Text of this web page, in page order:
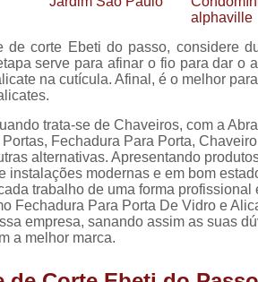
Carimbo
Carimbo de
Carimbo
Carimbo
Carimbo
Carimbo
Chaveiro 24
corte Ebeti do passo, considere
serve para afinar o fio para dar o
na cutícula. Afinal, é o melhor
trata-se de Chaveiros, com a
Fechadura Para Porta,
alternativas. Apresentando
instalações modernas e em bom
trabalho de uma forma profissional
Fechadura Para Porta De Vidro e
empresa, sanando assim as suas
a melhor marca.